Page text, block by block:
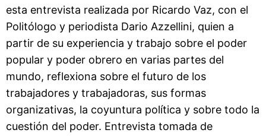
esta entrevista realizada por Ricardo Vaz, con el
Politólogo y periodista Dario Azzellini, quien a
partir de su experiencia y trabajo sobre el poder
popular y poder obrero en varias partes del
mundo, reflexiona sobre el futuro de los
trabajadores y trabajadoras, sus formas
organizativas, la coyuntura política y sobre todo la
cuestión del poder. Entrevista tomada de